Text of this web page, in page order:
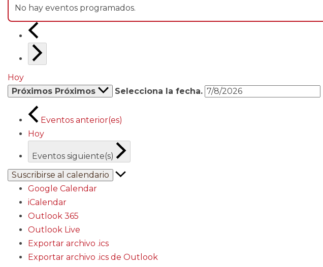
No hay eventos programados.
Hoy
Próximos Próximos Selecciona la fecha.
Eventos anterior(es)
Hoy
Eventos siguiente(s)
Suscribirse al calendario
Google Calendar
iCalendar
Outlook 365
Outlook Live
Exportar archivo .ics
Exportar archivo .ics de Outlook